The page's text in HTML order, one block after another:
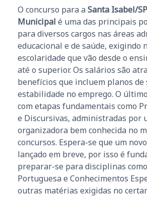
O concurso para a Santa Isabel/
Municipal é uma das principais
para diversos cargos nas áreas
educacional e de saúde, exigindo
escolaridade que vão desde o
até o superior. Os salários são
benefícios que incluem planos de
estabilidade no emprego. O
com etapas fundamentais como
e Discursivas, administradas por
organizadora bem conhecida no
concursos. Espera-se que um
lançado em breve, por isso é
preparar-se para disciplinas
Portuguesa e Conhecimentos
outras matérias exigidas no